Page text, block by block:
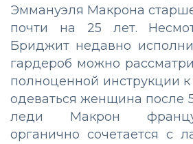
Эммануэля Макрона
почти на 25 лет.
Бриджит недавно
гардероб можно
полноценной инструкции
одеваться женщина после
леди Макрон
органично сочетается с